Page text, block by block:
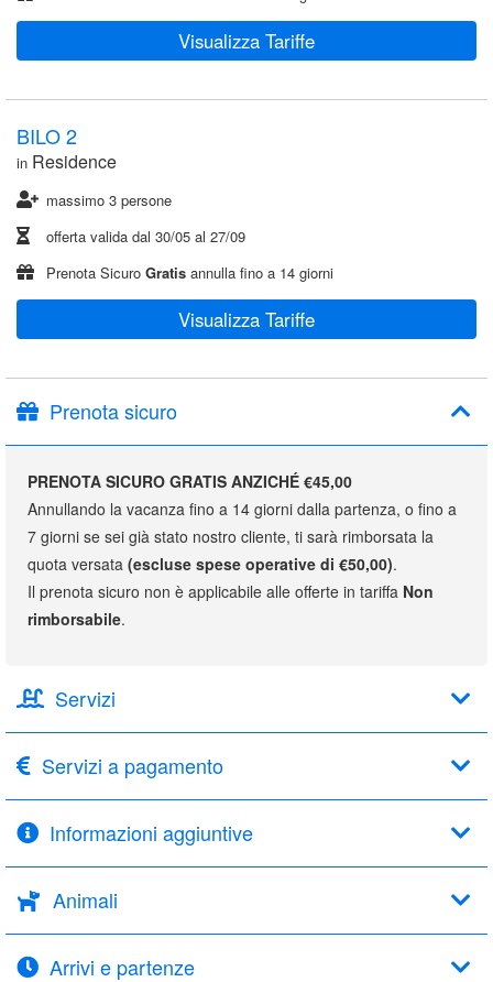
Visualizza Tariffe
BILO 2
in Residence
massimo 3 persone
offerta valida dal 30/05 al 27/09
Prenota Sicuro Gratis annulla fino a 14 giorni
Visualizza Tariffe
Prenota sicuro
PRENOTA SICURO GRATIS ANZICHÉ €45,00
Annullando la vacanza fino a 14 giorni dalla partenza, o fino a
7 giorni se sei già stato nostro cliente, ti sarà rimborsata la
quota versata (escluse spese operative di €50,00).
Il prenota sicuro non è applicabile alle offerte in tariffa Non
rimborsabile.
Servizi
Servizi a pagamento
Informazioni aggiuntive
Animali
Arrivi e partenze